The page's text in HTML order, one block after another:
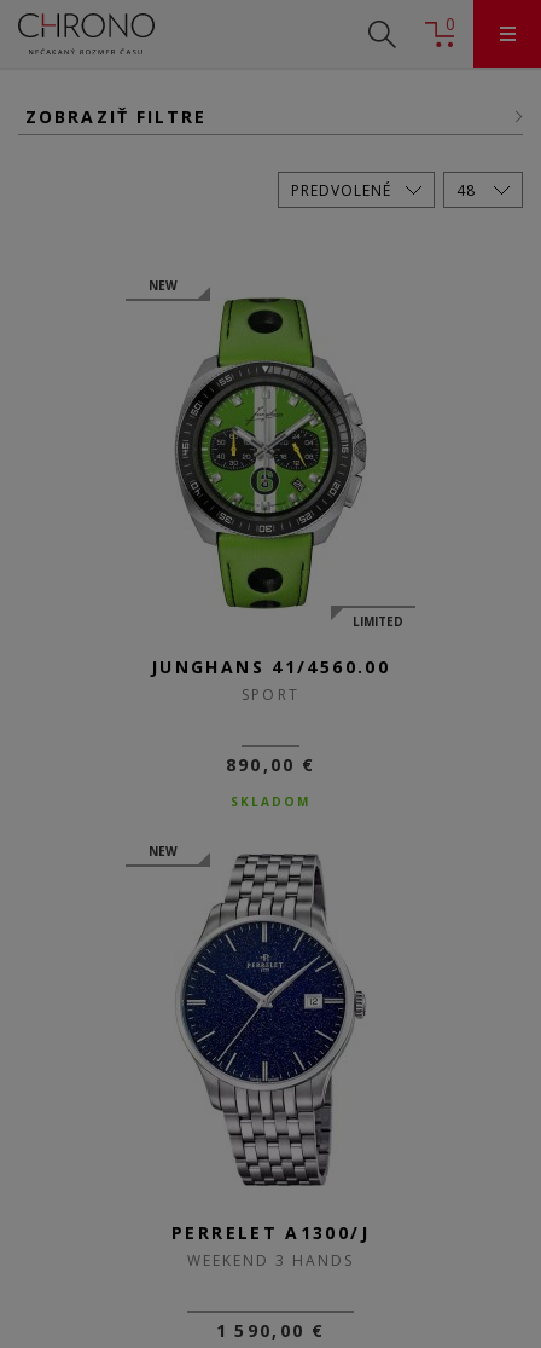
0
ZOBRAZIŤ FILTRE
NEW
LIMITED
JUNGHANS 41/4560.00
SPORT
890,00 €
SKLADOM
NEW
PERRELET A1300/J
WEEKEND 3 HANDS
1 590,00 €